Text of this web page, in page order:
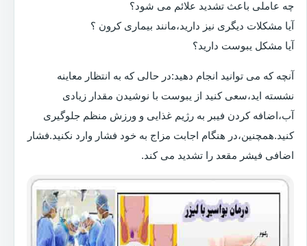
چه عاملی باعث تشدید علائم می شود؟
آیا مشکلات دیگری نیز دارید،مانند بیماری کرون ؟
آیا مشکل یبوست دارید؟
آنچه که می توانید انجام دهید:در حالی که به انتظار معاینه
نشسته اید،سعی کنید از یبوست با نوشیدن مقدار زیادی
آب،اضافه کردن فیبر به رژیم غذایی و ورزش منظم جلوگیری
کنید.همچنین،در هنگام اجابت مزاج به خود فشار وارد نکنید.فشار
اضافی فیشر مقعد را تشدید می کند.